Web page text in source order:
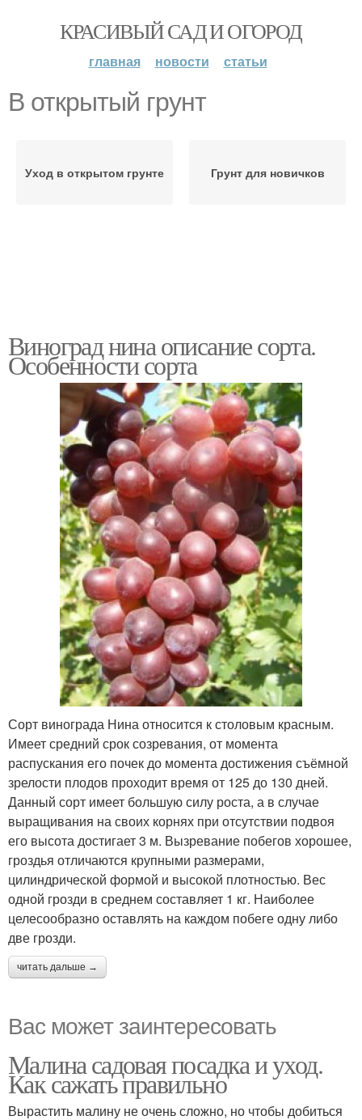
КРАСИВЫЙ САД И ОГОРОД
главная новости статьи
В открытый грунт
Уход в открытом грунте Грунт для новичков
Виноград нина описание сорта.
Особенности сорта
Сорт винограда Нина относится к столовым красным.
Имеет средний срок созревания, от момента
распускания его почек до момента достижения съёмной
зрелости плодов проходит время от 125 до 130 дней.
Данный сорт имеет большую силу роста, а в случае
выращивания на своих корнях при отсутствии подвоя
его высота достигает 3 м. Вызревание побегов хорошее,
гроздья отличаются крупными размерами,
цилиндрической формой и высокой плотностью. Вес
одной грозди в среднем составляет 1 кг. Наиболее
целесообразно оставлять на каждом побеге одну либо
две грозди.
читать дальше →
Вас может заинтересовать
Малина садовая посадка и уход.
Как сажать правильно
Вырастить малину не очень сложно, но чтобы добиться